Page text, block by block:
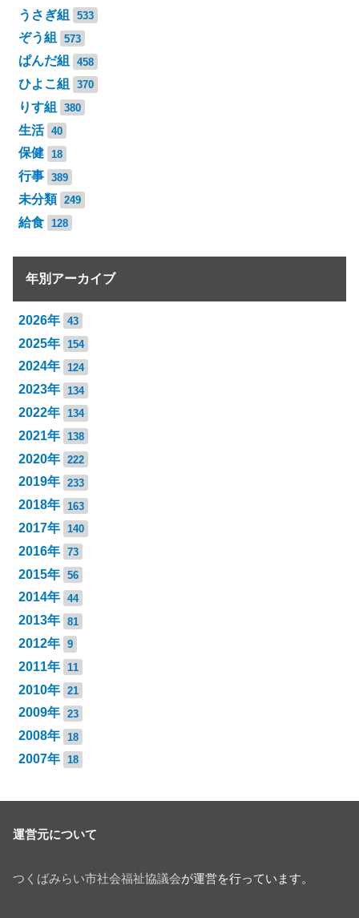
うさぎ組 533
ぞう組 573
ぱんだ組 458
ひよこ組 370
りす組 380
生活 40
保健 18
行事 389
未分類 249
給食 128
年別アーカイブ
2026年 43
2025年 154
2024年 124
2023年 134
2022年 134
2021年 138
2020年 222
2019年 233
2018年 163
2017年 140
2016年 73
2015年 56
2014年 44
2013年 81
2012年 9
2011年 11
2010年 21
2009年 23
2008年 18
2007年 18
運営元について
つくばみらい市社会福祉協議会が運営を行っています。